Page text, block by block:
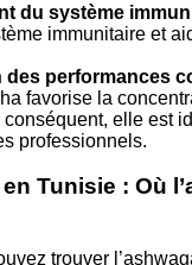
du système
immunitaire et
des performances
favorise la
conséquent, elle est
professionnels.
Tunisie : Où
trouver